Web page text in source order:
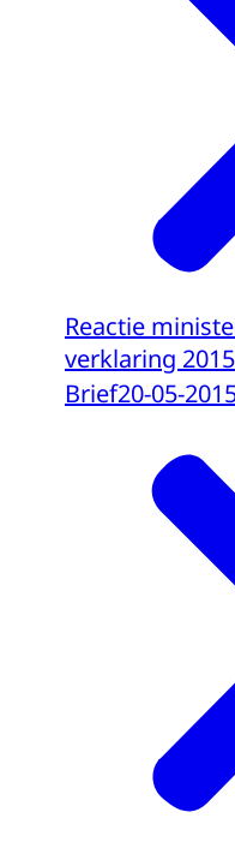
Reactie
verklaring 2015
Brief20-05-